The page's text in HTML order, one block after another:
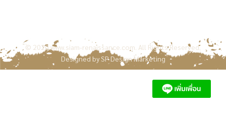
© 2020 www.siam-renaissance.com . All Rights Reserved.
Designed by SP Design Marketing